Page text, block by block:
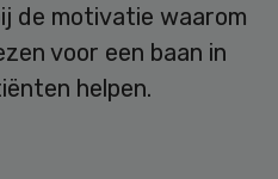
de motivatie waarom
voor een baan in
helpen.